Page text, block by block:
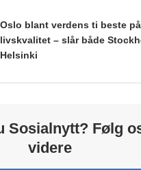
Oslo blant verdens ti beste på
livskvalitet – slår både
Helsinki
Sosialnytt? Følg
videre